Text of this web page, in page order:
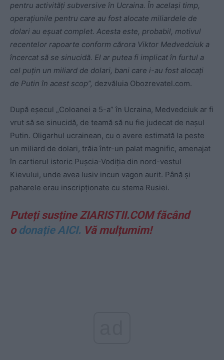
pentru activități subversive în Ucraina. În același timp,
operațiunile pentru care au fost alocate miliardele de
dolari au eșuat complet. Acesta este, probabil, motivul
recentelor rapoarte conform cărora Viktor Medvedciuk a
încercat să se sinucidă. El ar putea fi implicat în furtul a
cel puțin un miliard de dolari, bani care i-au fost alocați
de Putin în acest scop”, dezvăluia Obozrevatel.com.
După eșecul „Coloanei a 5-a” în Ucraina, Medvedciuk ar fi
vrut să se sinucidă, de teamă să nu fie judecat de nașul
Putin. Oligarhul ucrainean, cu o avere estimată la peste
un miliard de dolari, trăia într-un palat magnific, amenajat
în cartierul istoric Pușcia-Vodiția din nord-vestul
Kievului, unde avea lusiv incun vagon aurit. Până și
paharele erau inscripționate cu stema Rusiei.
Puteți susține ZIARISTII.COM făcând
o donație AICI. Vă mulțumim!